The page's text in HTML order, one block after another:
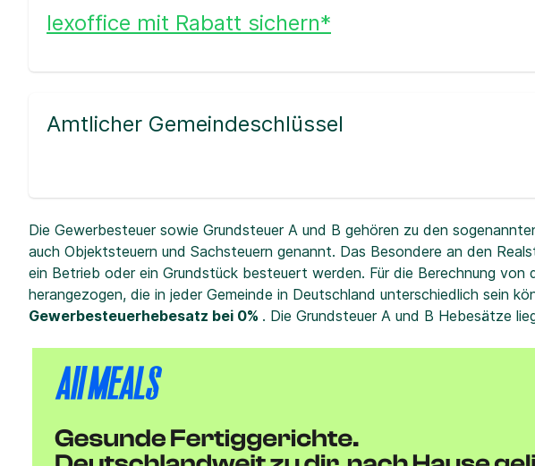
lexoffice mit Rabatt sichern*
Amtlicher Gemeindeschlüssel
Die Gewerbesteuer sowie Grundsteuer A und B gehören zu den
auch Objektsteuern und Sachsteuern genannt. Das Besondere an den
ein Betrieb oder ein Grundstück besteuert werden. Für die Berechnung
herangezogen, die in jeder Gemeinde in Deutschland unterschiedlich sein
Gewerbesteuerhebesatz bei 0% . Die Grundsteuer A und B Hebesätze